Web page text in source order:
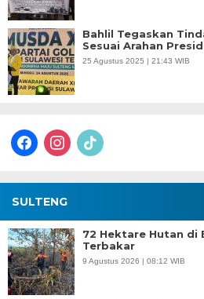
Bahlil Tegaskan
Sesuai Arahan
25 Agustus 2025 | 21:43 WIB
facebookinstagram
tiktok
SULTENG
72 Hektare Hutan di
Terbakar
9 Agustus 2026 | 08:12 WIB